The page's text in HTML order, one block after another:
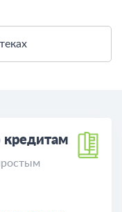
кредитам